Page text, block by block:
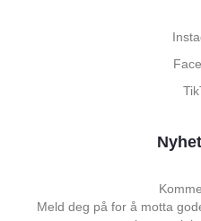
Meld deg på for å motta